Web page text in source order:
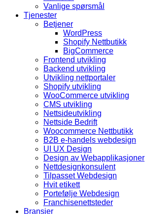
Vanlige spørsmål
Tjenester
Betjener
WordPress
Shopify Nettbutikk
BigCommerce
Frontend utvikling
Backend utvikling
Utvikling nettportaler
Shopify utvikling
WooCommerce utvikling
CMS utvikling
Nettsideutvikling
Nettside Bedrift
Woocommerce Nettbutikk
B2B e-handels webdesign
UI UX Design
Design av Webapplikasjoner
Nettdesignkonsulent
Tilpasset Webdesign
Hvit etikett
Portefølje Webdesign
Franchisenettsteder
Bransjer